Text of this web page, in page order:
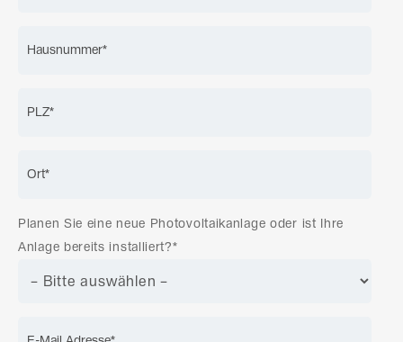
Planen Sie eine neue Photovoltaikanlage oder ist Ihre
Anlage bereits installiert?*